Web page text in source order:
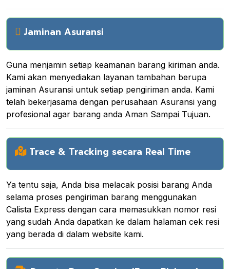
Jaminan Asuransi
Guna menjamin setiap keamanan barang kiriman anda.
Kami akan menyediakan layanan tambahan berupa
jaminan Asuransi untuk setiap pengiriman anda. Kami
telah bekerjasama dengan perusahaan Asuransi yang
profesional agar barang anda Aman Sampai Tujuan.
Trace & Tracking secara Real Time
Ya tentu saja, Anda bisa melacak posisi barang Anda
selama proses pengiriman barang menggunakan
Calista Express dengan cara memasukkan nomor resi
yang sudah Anda dapatkan ke dalam halaman cek resi
yang berada di dalam website kami.